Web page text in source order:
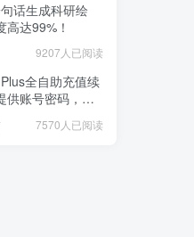
话生成科研绘
高达99%！
9207人已阅读
全自助充值续
供账号密码，自
7570人已阅读